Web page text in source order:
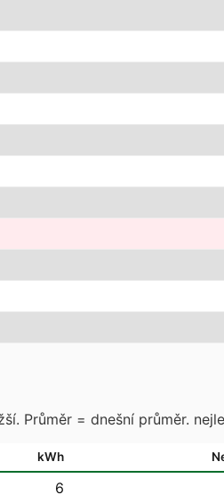
Průměr = dnešní průměr.
kWh
6